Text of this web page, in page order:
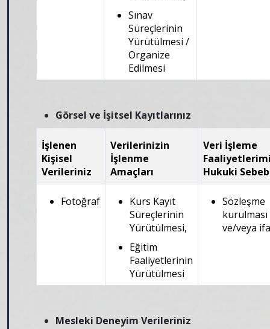
Sınav
Süreçlerinin
Yürütülmesi /
Organize
Edilmesi
Görsel ve İşitsel Kayıtlarınız
İşlenen
Kişisel
Verileriniz
Verilerinizin
İşlenme
Amaçları
Veri İşleme
Hukuki
Fotoğraf
Kurs Kayıt
Süreçlerinin
Yürütülmesi,
Eğitim
Faaliyetlerinin
Yürütülmesi
Sözleşme
kurulması
ve/veya
Mesleki Deneyim Verileriniz